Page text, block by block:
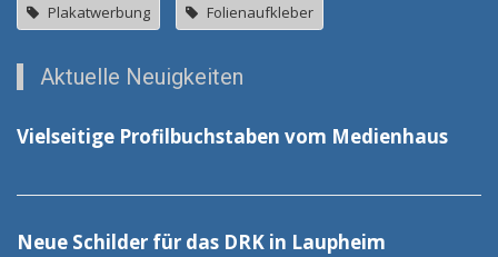
Plakatwerbung Folienaufkleber
Aktuelle Neuigkeiten
Vielseitige Profilbuchstaben vom Medienhaus
Neue Schilder für das DRK in Laupheim